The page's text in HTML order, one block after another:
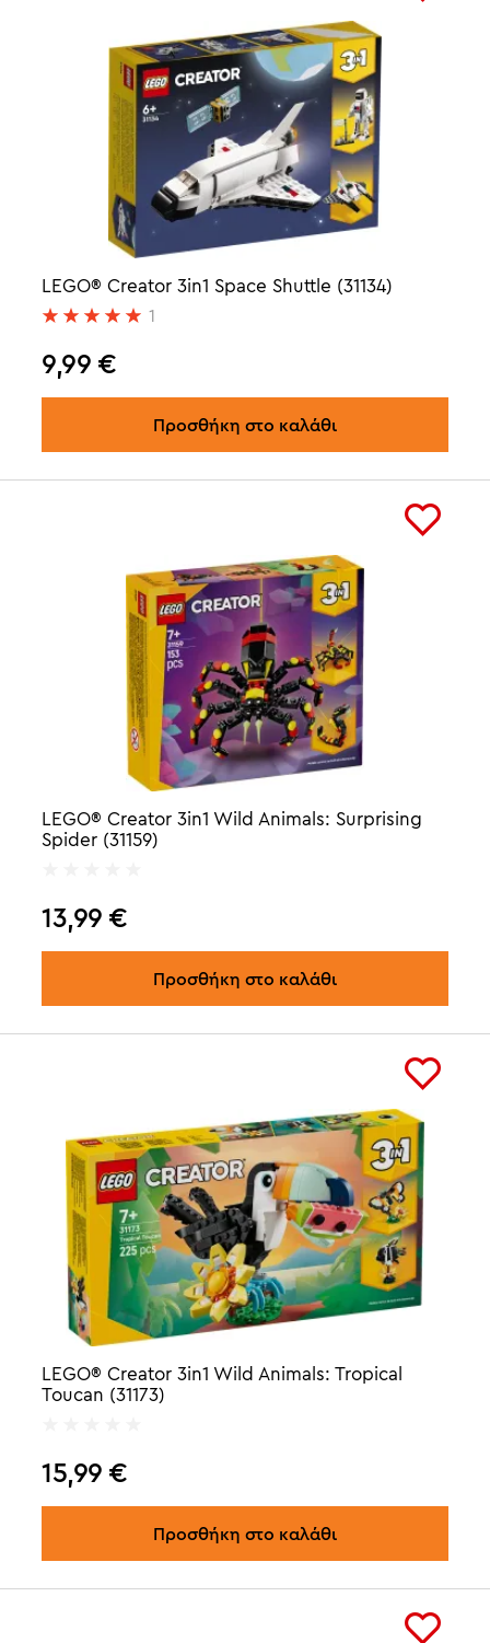
LEGO® Creator 3in1 Space Shuttle (31134)
1
9,99 €
Προσθήκη στο καλάθι
LEGO® Creator 3in1 Wild Animals: Surprising
Spider (31159)
13,99 €
Προσθήκη στο καλάθι
LEGO® Creator 3in1 Wild Animals: Tropical
Toucan (31173)
15,99 €
Προσθήκη στο καλάθι